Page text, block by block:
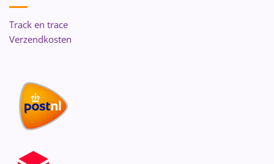
Track en trace
Verzendkosten